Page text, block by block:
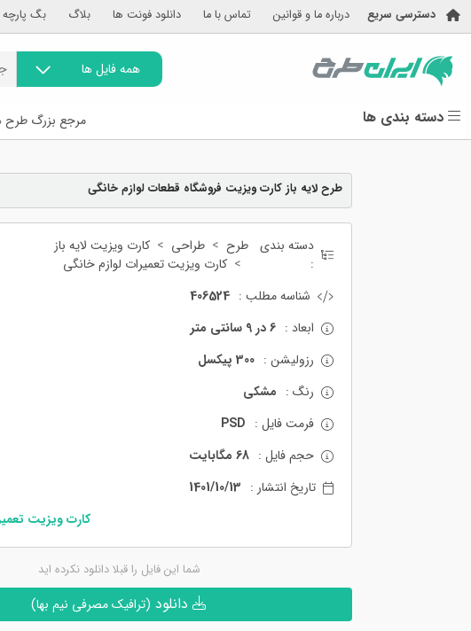
دسترسی سریع درباره ما و قوانین تماس با ما دانلود فونت ها بلاگ بگ
همه فایل ها
دسته بندی ها مرجع بزرگ طرح
طرح لایه باز کارت ویزیت فروشگاه قطعات لوازم خانگی
دسته بندی
:
طرح طراحی
کارت ویزیت لایه باز
کارت ویزیت تعمیرات لوازم خانگی
شناسه مطلب : 406524
ابعاد : 6 در 9 سانتی متر
رزولیشن : 300 پیکسل
رنگ : مشکی
فرمت فایل : PSD
حجم فایل : 68 مگابایت
تاریخ انتشار : 1401/10/13
کارت ویزیت
شما این فایل را قبلا دانلود نکرده اید
(ترافیک مصرفی نیم بها)